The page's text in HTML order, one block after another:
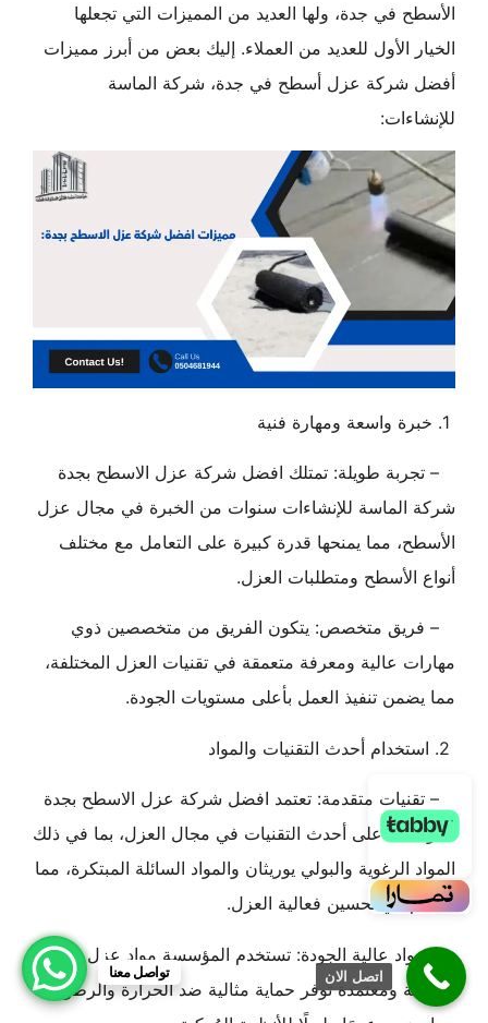
الأسطح في جدة، ولها العديد من المميزات التي تجعلها
الخيار الأول للعديد من العملاء. إليك بعض من أبرز مميزات
أفضل شركة عزل أسطح في جدة، شركة الماسة
للإنشاءات:
– تجربة طويلة: تمتلك افضل شركة عزل الاسطح بجدة
شركة الماسة للإنشاءات سنوات من الخبرة في مجال عزل
الأسطح، مما يمنحها قدرة كبيرة على التعامل مع مختلف
أنواع الأسطح ومتطلبات العزل.
– فريق متخصص: يتكون الفريق من متخصصين ذوي
مهارات عالية ومعرفة متعمقة في تقنيات العزل المختلفة،
مما يضمن تنفيذ العمل بأعلى مستويات الجودة.
– تقنيات متقدمة: تعتمد افضل شركة عزل الاسطح بجدة
المؤسسة على أحدث التقنيات في مجال العزل، بما في ذلك
المواد الرغوية والبولي يوريثان والمواد السائلة المبتكرة، مما
يساهم في تحسين فعالية العزل.
– مواد عالية الجودة: تستخدم المؤسسة مواد عزل
متقدمة ومعتمدة توفر حماية مثالية ضد الحرارة والرطوبة،
تواصل معنا اتصل الان